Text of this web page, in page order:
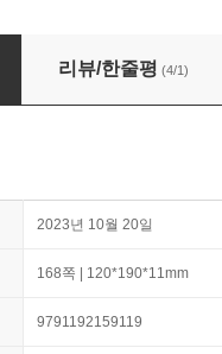
어
리뷰/한줄평 (4/1)
2023년 10월 20일
168쪽 | 120*190*11mm
9791192159119